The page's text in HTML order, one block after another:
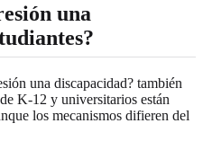
una
una discapacidad? también
K-12 y universitarios están
los mecanismos difieren del